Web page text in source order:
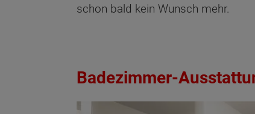
schon bald kein Wunsch mehr.
Badezimmer- Wonach